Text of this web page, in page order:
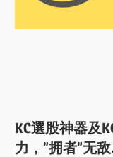
KC選股神器及
力，”拥者”无